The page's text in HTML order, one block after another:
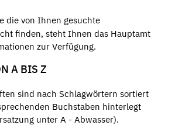
die von Ihnen gesuchte
finden, steht Ihnen das Hauptamt
zur Verfügung.
A BIS Z
sind nach Schlagwörtern sortiert
Buchstaben hinterlegt
unter A - Abwasser).